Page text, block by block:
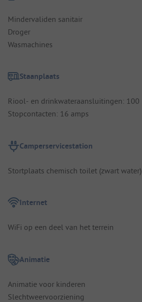
Mindervaliden sanitair
Droger
Wasmachines
Staanplaats
Riool- en drinkwateraansluitingen: 100
Stopcontacten: 16 amps
Camperservicestation
Stortplaats chemisch toilet (zwart water)
Internet
WiFi op een deel van het terrein
Animatie
Animatie voor kinderen
Slechtweervoorziening